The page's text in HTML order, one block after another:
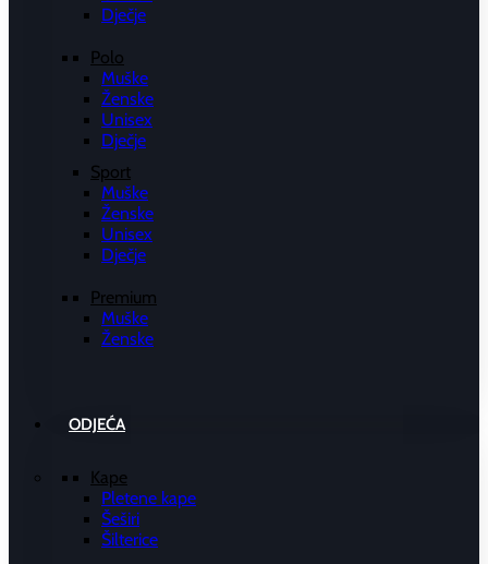
Dječje
Polo
Muške
Ženske
Unisex
Dječje
Sport
Muške
Ženske
Unisex
Dječje
Premium
Muške
Ženske
ODJEĆA
Kape
Pletene kape
Šeširi
Šilterice